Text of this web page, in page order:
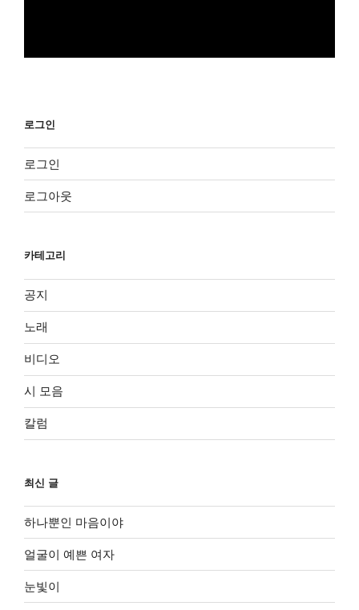
로그인
로그인
로그아웃
카테고리
공지
노래
비디오
시 모음
칼럼
최신 글
하나뿐인 마음이야
얼굴이 예쁜 여자
눈빛이